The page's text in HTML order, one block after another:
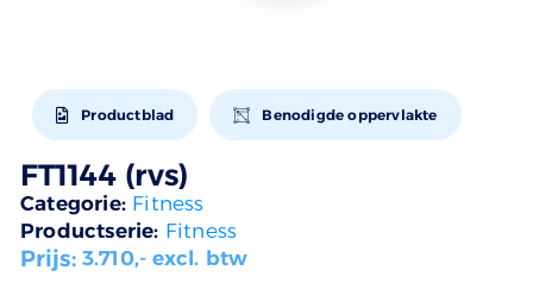
Productblad Benodigde oppervlakte
FT1144 (rvs)
Categorie: Fitness
Productserie: Fitness
Prijs:3.710,- excl. btw